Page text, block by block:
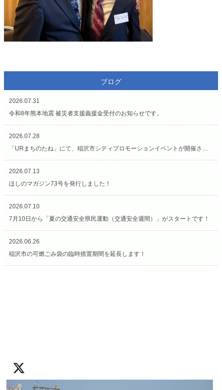
ブログ
2026.07.31
令和8年熊本地震 被災者支援義援金受付のお知らせです。
2026.07.28
「URまちのたね」にて、稲沢市シティプロモーションイベントが開催されています（7/27〜8/2）
2026.07.13
ほしのマガジン73号を発行しました！
2026.07.10
7月10日から「夏の交通安全県民運動（交通安全週間）」がスタートです！
2026.06.26
稲沢市の可燃ごみ袋の臨時措置期間を延長します！